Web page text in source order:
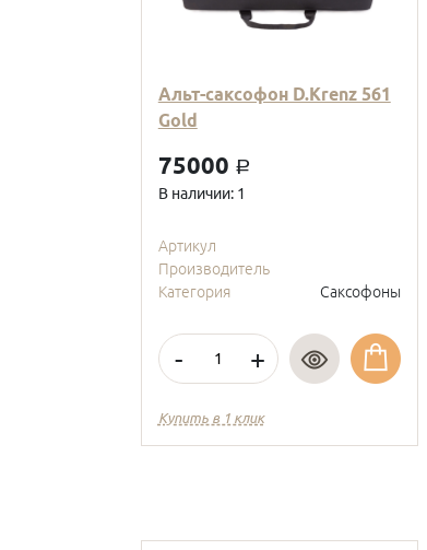
Альт-саксофон D.Krenz 561
Gold
75000 a
В наличии: 1
Артикул
Производитель
Категория
Саксофоны
- +
Купить в 1 клик